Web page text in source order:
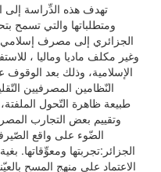
تهدف هذه الدِّراسة إلى
ومتطلباتها والتي تسمح
الجزائري إلى مصرف
وغير مكلف ماديا وماليا ،
الإسلامية، وذلك بعد
النّظامين المصرفيين
طبيعة ظاهرة التّحول
وتقييم بعض التجارب
الضّوء على واقع
الجزائر:تجربتها ومعوِّقاتها.
الاعتماد على منهج المسح